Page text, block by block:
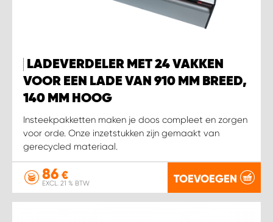
LADEVERDELER MET 24 VAKKEN
VOOR EEN LADE VAN 910 MM BREED,
140 MM HOOG
Insteekpakketten maken je doos compleet en zorgen
voor orde. Onze inzetstukken zijn gemaakt van
gerecycled materiaal.
86 €
EXCL. 21 % BTW TOEVOEGEN